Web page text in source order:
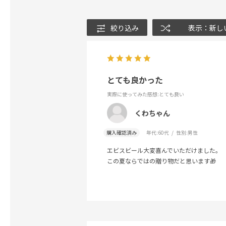
絞り込み 表示：新し
とても良かった
実際に使ってみた感想:とても良い
くわちゃん
購入確認済み 年代:60代 性別:男性
エビスビール大変喜んでいただけました。
この夏ならではの贈り物だと思います🎁